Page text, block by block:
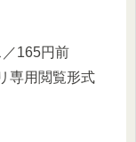
165円前
専用閲覧形式